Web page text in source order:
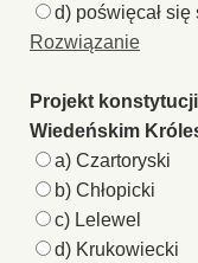
d) poświęcał
Rozwiązanie
Projekt
Wiedeńskim
a) Czartoryski
b) Chłopicki
c) Lelewel
d) Krukowiecki